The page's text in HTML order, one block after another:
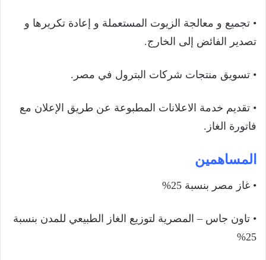
• تجميع و معالجة الزيوت المستعملة و إعادة تكريرها و
تصدير الفائض إلى الخارج.
• تسويق منتجات شركات البترول في مصر.
• تقديم خدمة الاعلانات المطبوعة عن طريق الإعلان مع
فاتورة الغاز.
المساهمين
• غاز مصر بنسبة 25%
• تاون جاس – المصرية لتوزيع الغاز الطبيعي للمدن بنسبة
25%